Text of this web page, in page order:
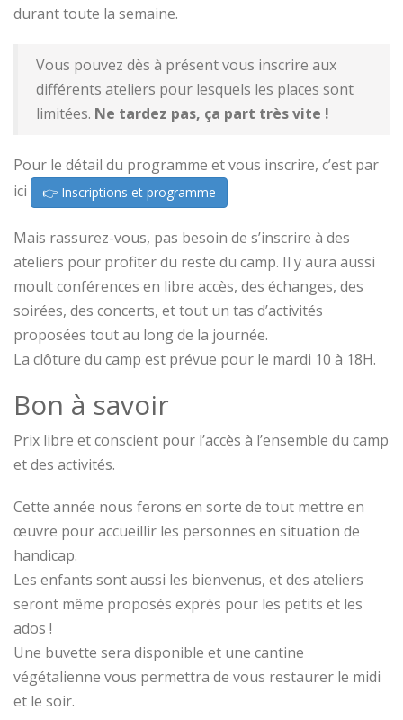
durant toute la semaine.
Vous pouvez dès à présent vous inscrire aux
différents ateliers pour lesquels les places sont
limitées. Ne tardez pas, ça part très vite !
Pour le détail du programme et vous inscrire, c’est par
ici
👉 Inscriptions et programme
Mais rassurez-vous, pas besoin de s’inscrire à des
ateliers pour profiter du reste du camp. Il y aura aussi
moult conférences en libre accès, des échanges, des
soirées, des concerts, et tout un tas d’activités
proposées tout au long de la journée.
La clôture du camp est prévue pour le mardi 10 à 18H.
Bon à savoir
Prix libre et conscient pour l’accès à l’ensemble du camp
et des activités.
Cette année nous ferons en sorte de tout mettre en
œuvre pour accueillir les personnes en situation de
handicap.
Les enfants sont aussi les bienvenus, et des ateliers
seront même proposés exprès pour les petits et les
ados !
Une buvette sera disponible et une cantine
végétalienne vous permettra de vous restaurer le midi
et le soir.